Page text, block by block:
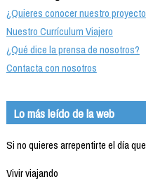
¿Quieres conocer nuestro
Nuestro Currículum Viajero
¿Qué dice la prensa de nosotros?
Contacta con nosotros
Lo más leído de la web
Si no quieres arrepentirte el día
Vivir viajando